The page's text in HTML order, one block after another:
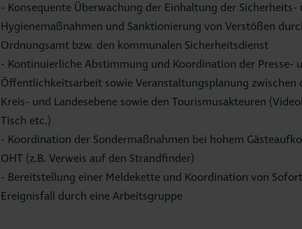
- Konsequente Überwachung der Einhaltung der Sicherheits-
Hygienemaßnahmen und Sanktionierung von Verstößen
Ordnungsamt bzw. den kommunalen Sicherheitsdienst
- Kontinuierliche Abstimmung und Koordination der Presse-
Öffentlichkeitsarbeit sowie Veranstaltungsplanung zwischen
Kreis- und Landesebene sowie den Tourismusakteuren
Tisch etc.)
- Koordination der Sondermaßnahmen bei hohem
OHT (z.B. Verweis auf den Strandfinder)
- Bereitstellung einer Meldekette und Koordination von
Ereignisfall durch eine Arbeitsgruppe